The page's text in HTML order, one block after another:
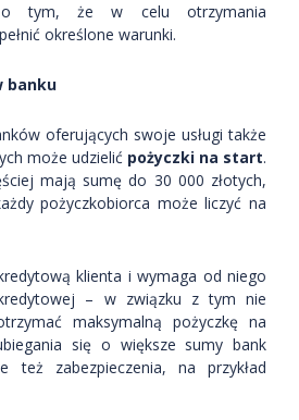
o tym, że w celu otrzymania
określone warunki.
banku
oferujących swoje usługi także
może udzielić pożyczki na start.
mają sumę do 30 000 złotych,
pożyczkobiorca może liczyć na
klienta i wymaga od niego
– w związku z tym nie
maksymalną pożyczkę na
się o większe sumy bank
też zabezpieczenia, na przykład